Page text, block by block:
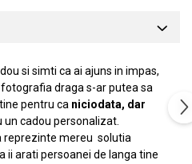
si simti ca ai ajuns in impas,
draga s-ar putea sa
pentru ca niciodata, dar
un cadou personalizat.
reprezinte mereu solutia
ii arati persoanei de langa tine